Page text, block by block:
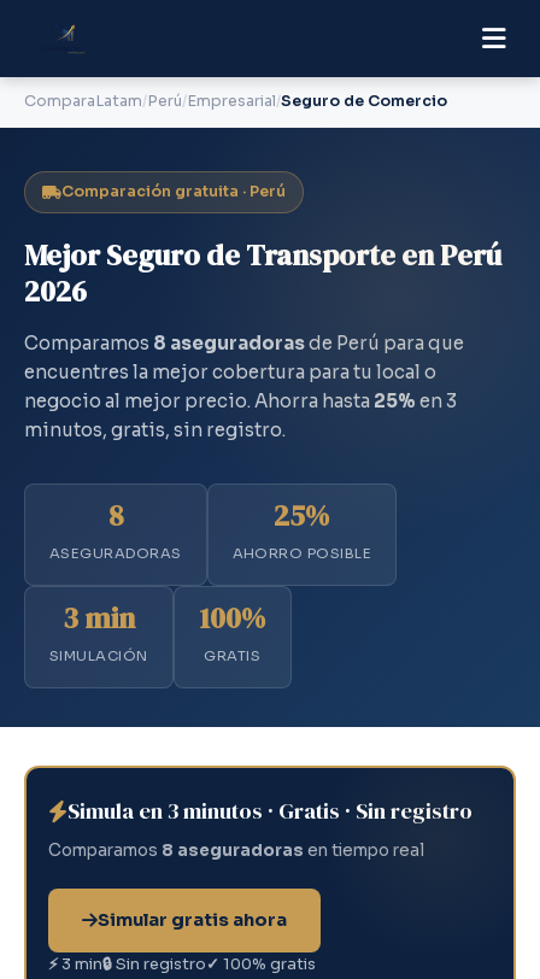
ComparaLatam Perú Empresarial Seguro de Comercio
Comparación gratuita · Perú
Mejor Seguro de Transporte en Perú
2026
Comparamos 8 aseguradorasde Perú para que
encuentres la mejor cobertura para tu local o
negocio al mejor precio. Ahorra hasta 25% en 3
minutos, gratis, sin registro.
8
ASEGURADORAS
25%
AHORRO POSIBLE
3 min
SIMULACIÓN
100%
GRATIS
Simula en 3 minutos · Gratis · Sin registro
Comparamos 8 aseguradoras en tiempo real
Simular gratis ahora
⚡ 3 min🔒Sin registro✓ 100% gratis